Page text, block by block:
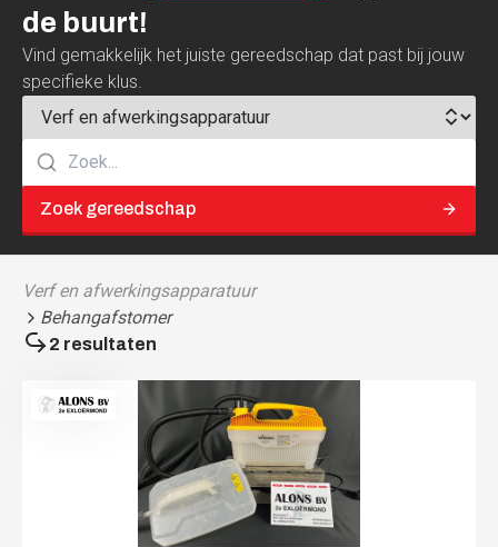
de buurt!
Vind gemakkelijk het juiste gereedschap dat past bij jouw
specifieke klus.
Zoek gereedschap
Verf en afwerkingsapparatuur
Behangafstomer